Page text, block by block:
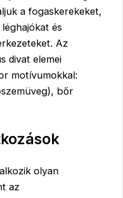
a fogaskerekeket,
és
Az
divat elemei
motívumokkal:
bőr
olyan
az